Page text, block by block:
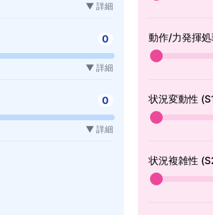
▼ 詳細
0
▼ 詳細
0
▼ 詳細
動作/力発揮
状況変動性
状況複雑性